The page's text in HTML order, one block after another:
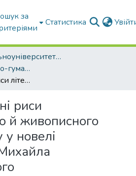
за
Статистика
ННІ загальноуніверситетської підготовки
кафедра Суспільно-гуманітарні науки
Концептуальні риси літературного й живописного імпресіонізму у новелі "Intermezzo" Михайла Коцюбинського
риси
й живописного
у новелі